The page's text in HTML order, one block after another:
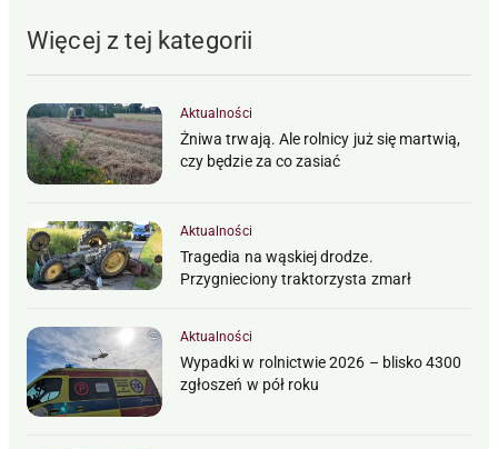
Więcej z tej kategorii
Aktualności
Żniwa trwają. Ale rolnicy już się martwią,
czy będzie za co zasiać
Aktualności
Tragedia na wąskiej drodze.
Przygnieciony traktorzysta zmarł
Aktualności
Wypadki w rolnictwie 2026 – blisko 4300
zgłoszeń w pół roku